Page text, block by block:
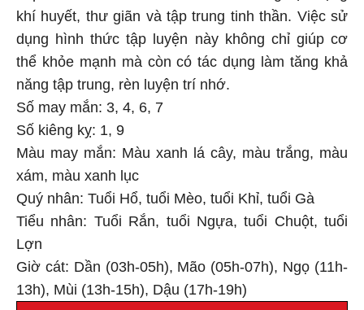
khí huyết, thư giãn và tập trung tinh thần. Việc sử
dụng hình thức tập luyện này không chỉ giúp cơ
thể khỏe mạnh mà còn có tác dụng làm tăng khả
năng tập trung, rèn luyện trí nhớ.
Số may mắn: 3, 4, 6, 7
Số kiêng kỵ: 1, 9
Màu may mắn: Màu xanh lá cây, màu trắng, màu
xám, màu xanh lục
Quý nhân: Tuổi Hổ, tuổi Mèo, tuổi Khỉ, tuổi Gà
Tiểu nhân: Tuổi Rắn, tuổi Ngựa, tuổi Chuột, tuổi
Lợn
Giờ cát: Dần (03h-05h), Mão (05h-07h), Ngọ (11h-
13h), Mùi (13h-15h), Dậu (17h-19h)